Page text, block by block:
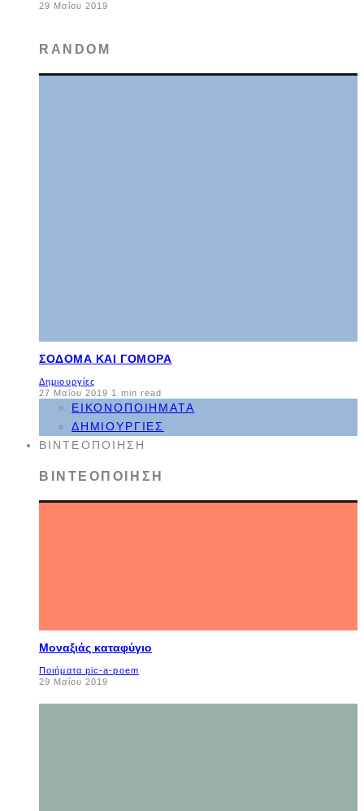
29 Μαΐου 2019
RANDOM
ΣΌΔΟΜΑ ΚΑΙ ΓΌΜΟΡΑ
Δημιουργίες
27 Μαΐου 2019 1 min read
ΕΙΚΟΝΟΠΟΙΉΜΑΤΑ
ΔΗΜΙΟΥΡΓΊΕΣ
ΒΙΝΤΕΟΠΟΊΗΣΗ
ΒΙΝΤΕΟΠΟΊΗΣΗ
Μοναξιάς καταφύγιο
Ποιήματα pic-a-poem
29 Μαΐου 2019